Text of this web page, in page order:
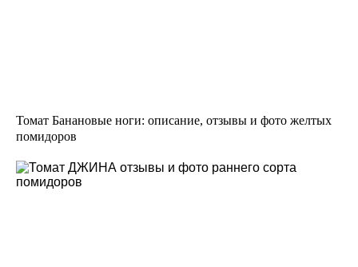
Томат Банановые ноги: описание, отзывы и фото желтых
помидоров